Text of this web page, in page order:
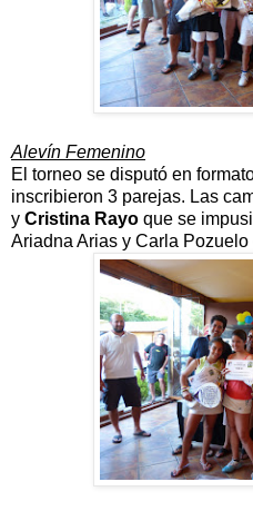
Alevín Femenino
El torneo se disputó en
inscribieron 3 parejas. Las
y Cristina Rayo que se
Ariadna Arias y Carla